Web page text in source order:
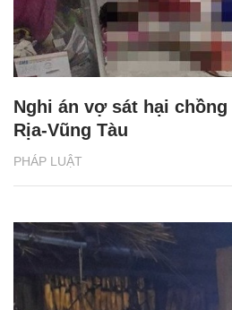
PHÁP LUẬT
Nghi án vợ sát hại
Rịa-Vũng Tàu